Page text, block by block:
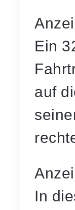
Ein
auf
In